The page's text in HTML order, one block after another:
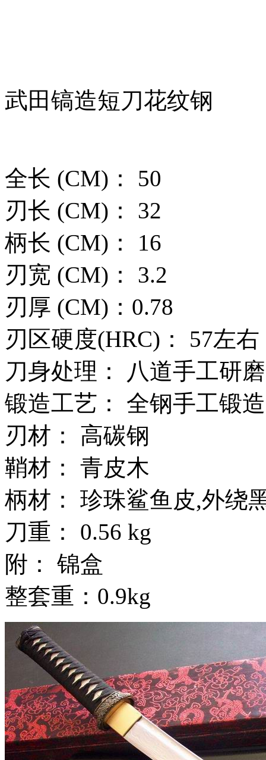
武田镐造短刀花纹钢
全长 (CM)： 50
刃长 (CM)： 32
柄长 (CM)： 16
刃宽 (CM)： 3.2
刃厚 (CM)：0.78
刃区硬度(HRC)： 57左右
刀身处理： 八道手工
锻造工艺： 全钢手工锻
刃材： 高碳钢
鞘材： 青皮木
柄材： 珍珠鲨鱼皮,外绕
刀重： 0.56 kg
附： 锦盒
整套重：0.9kg